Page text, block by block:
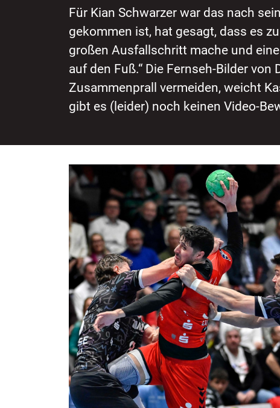
Für Kian Schwarzer war das nach
gekommen ist, hat gesagt, dass es
großen Ausfallschritt mache und
auf den Fuß.“ Die Fernseh-Bilder
Zusammenprall vermeiden, weicht
gibt es (leider) noch keinen Video-